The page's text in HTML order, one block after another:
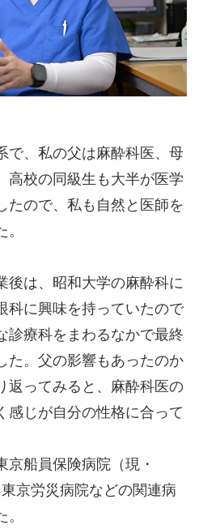
で、私の父は麻酔科医、母
高校の同級生も大半が医学
たので、私も自然と医師を
後は、昭和大学の麻酔科に
科に興味を持っていたので
診療科をまわるなかで最終
た。父の影響もあったのか
返ってみると、麻酔科医の
感じが自分の性格に合って
京船員保険病院（現・
京労災病院などの関連病